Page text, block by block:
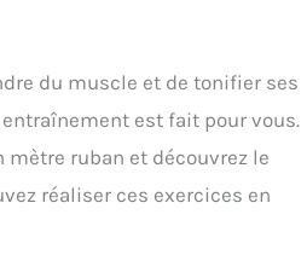
du muscle et de tonifier ses
est fait pour vous.
ruban et découvrez le
réaliser ces exercices en